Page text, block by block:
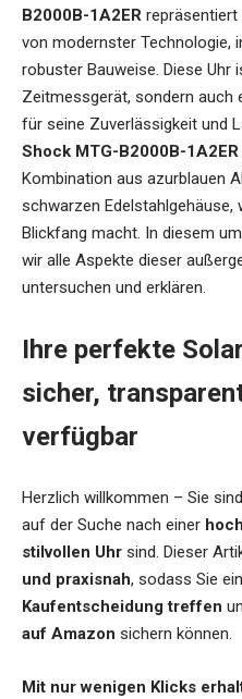
B2000B-1A2ER
von modernster Technologie,
robuster Bauweise. Diese Uhr
Zeitmessgerät, sondern auch
für seine Zuverlässigkeit und
Shock MTG-B2000B-1A2ER
Kombination aus azurblauen
schwarzen Edelstahlgehäuse,
Blickfang macht. In diesem
wir alle Aspekte dieser
untersuchen und erklären.
Ihre perfekte
sicher,
verfügbar
Herzlich willkommen – Sie
auf der Suche nach einer
stilvollen Uhr sind. Dieser
und praxisnah, sodass Sie
Kaufentscheidung treffen
auf Amazon sichern können.
Mit nur wenigen Klicks